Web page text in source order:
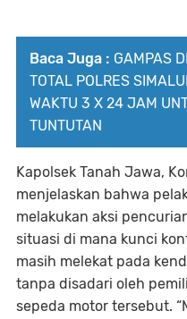
Baca Juga : GAMPAS
TOTAL POLRES
WAKTU 3 X 24 JAM
TUNTUTAN
Kapolsek Tanah Jawa,
menjelaskan bahwa
melakukan aksi
situasi di mana kunci
masih melekat pada
tanpa disadari oleh
sepeda motor tersebut.